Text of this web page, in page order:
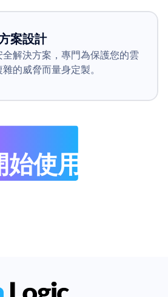
案設計
解決方案，專門為保護您的雲
的威脅而量身定製。
使用 物絡